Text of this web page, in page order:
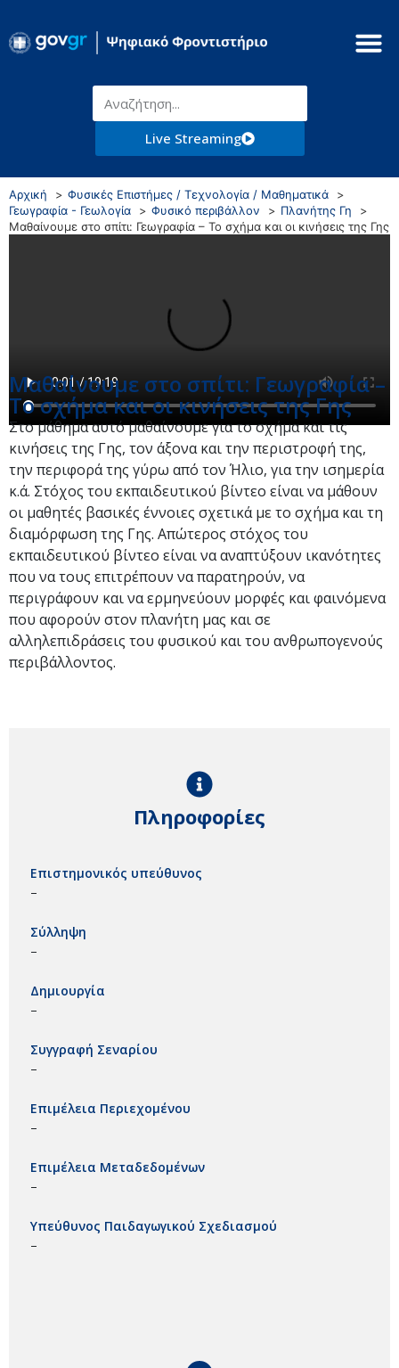
Live Streaming
Αρχική
Φυσικές Επιστήμες / Τεχνολογία / Μαθηματικά
Γεωγραφία - Γεωλογία
Φυσικό περιβάλλον
Πλανήτης Γη
Μαθαίνουμε στο σπίτι: Γεωγραφία – Το σχήμα και οι κινήσεις της Γης
Μαθαίνουμε στο σπίτι: Γεωγραφία –
Το σχήμα και οι κινήσεις της Γης
Στο μάθημα αυτό μαθαίνουμε για το σχήμα και τις
κινήσεις της Γης, τον άξονα και την περιστροφή της,
την περιφορά της γύρω από τον Ήλιο, για την ισημερία
κ.ά. Στόχος του εκπαιδευτικού βίντεο είναι να μάθουν
οι μαθητές βασικές έννοιες σχετικά με το σχήμα και τη
διαμόρφωση της Γης. Απώτερος στόχος του
εκπαιδευτικού βίντεο είναι να αναπτύξουν ικανότητες
που να τους επιτρέπουν να παρατηρούν, να
περιγράφουν και να ερμηνεύουν μορφές και φαινόμενα
που αφορούν στον πλανήτη μας και σε
αλληλεπιδράσεις του φυσικού και του ανθρωπογενούς
περιβάλλοντος.
Πληροφορίες
Επιστημονικός υπεύθυνος
–
Σύλληψη
–
Δημιουργία
–
Συγγραφή Σεναρίου
–
Επιμέλεια Περιεχομένου
–
Επιμέλεια Μεταδεδομένων
–
Υπεύθυνος Παιδαγωγικού Σχεδιασμού
–